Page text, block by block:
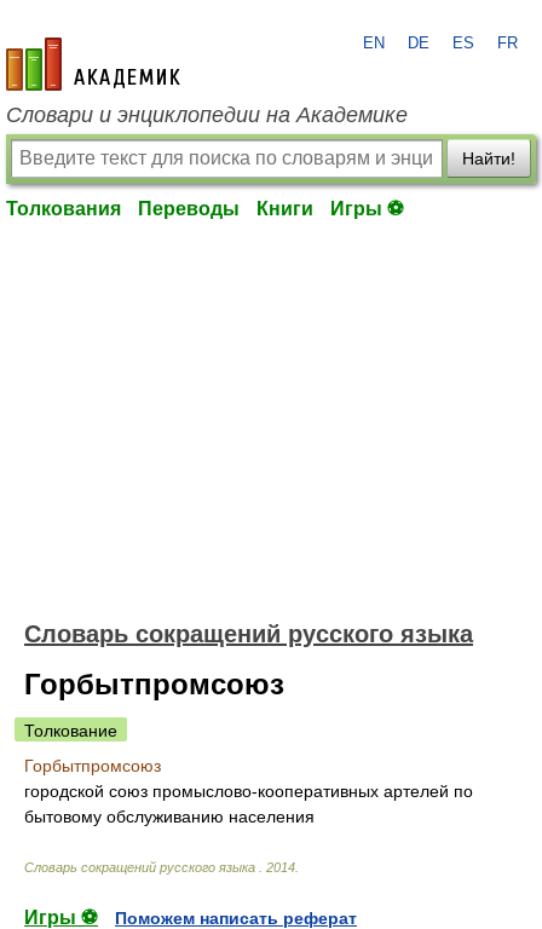
academic.ru
EN DE ES FR
Словари и энциклопедии на Академике
Найти!
Толкования Переводы Книги Игры ⚽
Словарь сокращений русского языка
Горбытпромсоюз
Толкование
Горбытпромсоюз
городской союз промыслово-кооперативных артелей по
бытовому обслуживанию населения
Словарь сокращений русского языка 2014
Игры ⚽
Поможем написать реферат